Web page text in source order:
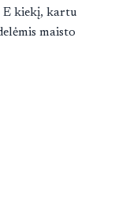
E kiekį, kartu
maisto